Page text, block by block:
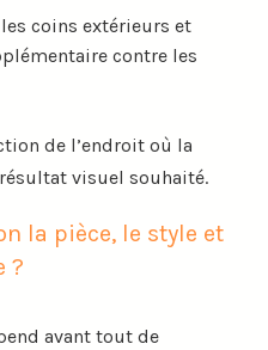
coins extérieurs et
contre les
de l’endroit où la
visuel souhaité.
la pièce, le style et
?
avant tout de